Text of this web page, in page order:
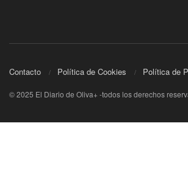
Contacto Política de Cookies Política de
© 2025 El Diario de Oliva+ -todos los derechos